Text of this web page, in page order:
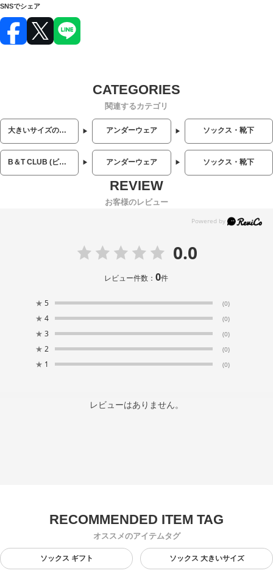
SNSでシェア
関連するカテゴリ
大きいサイズのメンズ服 アンダーウェア ソックス・靴下
B＆T CLUB (ビーアンドティークラブ) アンダーウェア ソックス・靴下
お客様のレビュー
0.0
レビュー件数：0件
★ 5 (0)
★ 4 (0)
★ 3 (0)
★ 2 (0)
★ 1 (0)
レビューはありません。
オススメのアイテムタグ
ソックス ギフト ソックス 大きいサイズ